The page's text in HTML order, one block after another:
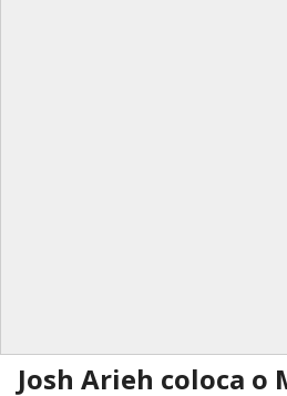
Josh Arieh coloca o